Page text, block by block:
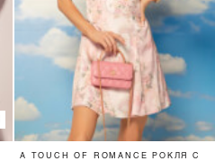
A TOUCH OF ROMANCE РОКЛЯ С